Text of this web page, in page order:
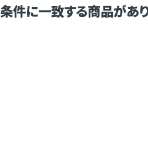
条件に一致する商品があ